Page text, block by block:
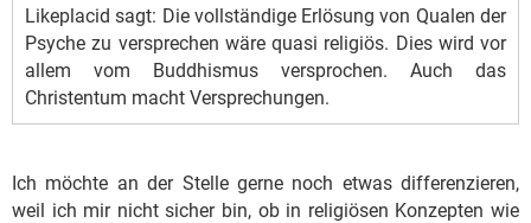
Likeplacid sagt: Die vollständige Erlösung von Qualen der
Psyche zu versprechen wäre quasi religiös. Dies wird vor
allem vom Buddhismus versprochen. Auch das
Christentum macht Versprechungen.
Ich möchte an der Stelle gerne noch etwas differenzieren,
weil ich mir nicht sicher bin, ob in religiösen Konzepten wie